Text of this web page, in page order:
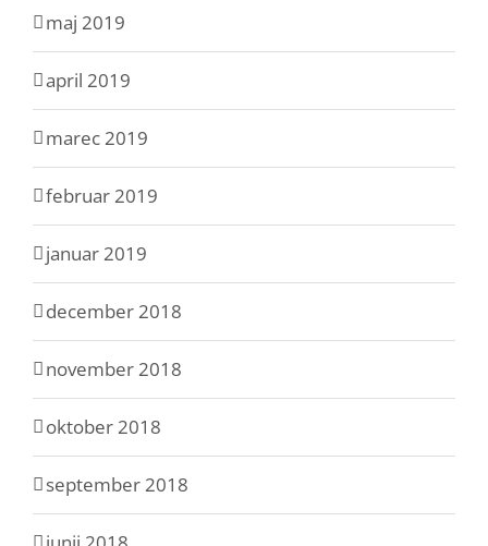
maj 2019
april 2019
marec 2019
februar 2019
januar 2019
december 2018
november 2018
oktober 2018
september 2018